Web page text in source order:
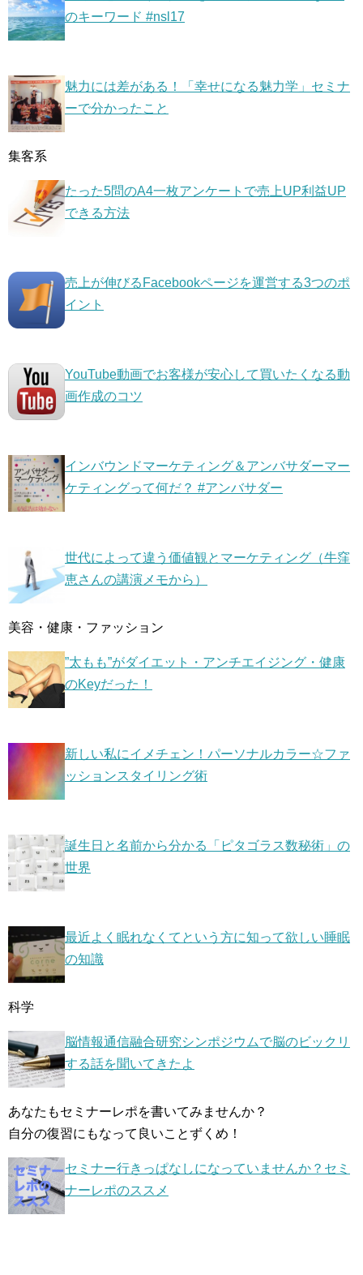
のキーワード #nsl17
魅力には差がある！「幸せになる魅力学」セミナ
ーで分かったこと
集客系
たった5問のA4一枚アンケートで売上UP利益UP
できる方法
売上が伸びるFacebookページを運営する3つのポ
イント
YouTube動画でお客様が安心して買いたくなる動
画作成のコツ
インバウンドマーケティング＆アンバサダーマー
ケティングって何だ？ #アンバサダー
世代によって違う価値観とマーケティング（牛窪
恵さんの講演メモから）
美容・健康・ファッション
”太もも”がダイエット・アンチエイジング・健康
のKeyだった！
新しい私にイメチェン！パーソナルカラー☆ファ
ッションスタイリング術
誕生日と名前から分かる「ピタゴラス数秘術」の
世界
最近よく眠れなくてという方に知って欲しい睡眠
の知識
科学
脳情報通信融合研究シンポジウムで脳のビックリ
する話を聞いてきたよ
あなたもセミナーレポを書いてみませんか？
自分の復習にもなって良いことずくめ！
セミナー行きっぱなしになっていませんか？セミ
ナーレポのススメ